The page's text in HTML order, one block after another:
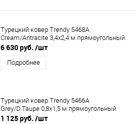
Турецкий ковер Trendy 5468A
Cream/Antracite 3,4x2,4 м прямоугольный
6 630 руб. /шт
Подробнее
Турецкий ковер Trendy 5466A
Grey/D.Taupe 0,8x1,5 м прямоугольный
1 125 руб. /шт